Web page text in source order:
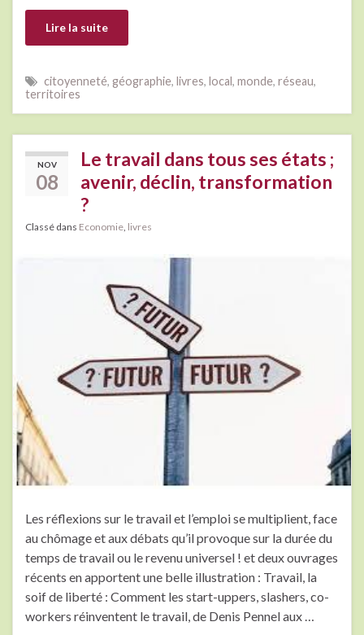
Lire la suite
citoyenneté, géographie, livres, local, monde, réseau,
territoires
NOV
08
Le travail dans tous ses états ;
avenir, déclin, transformation
?
Classé dans Economie livres
Les réflexions sur le travail et l’emploi se multiplient, face
au chômage et aux débats qu’il provoque sur la durée du
temps de travail ou le revenu universel ! et deux ouvrages
récents en apportent une belle illustration : Travail, la
soif de liberté : Comment les start-uppers, slashers, co-
workers réinventent le travail, de Denis Pennel aux …